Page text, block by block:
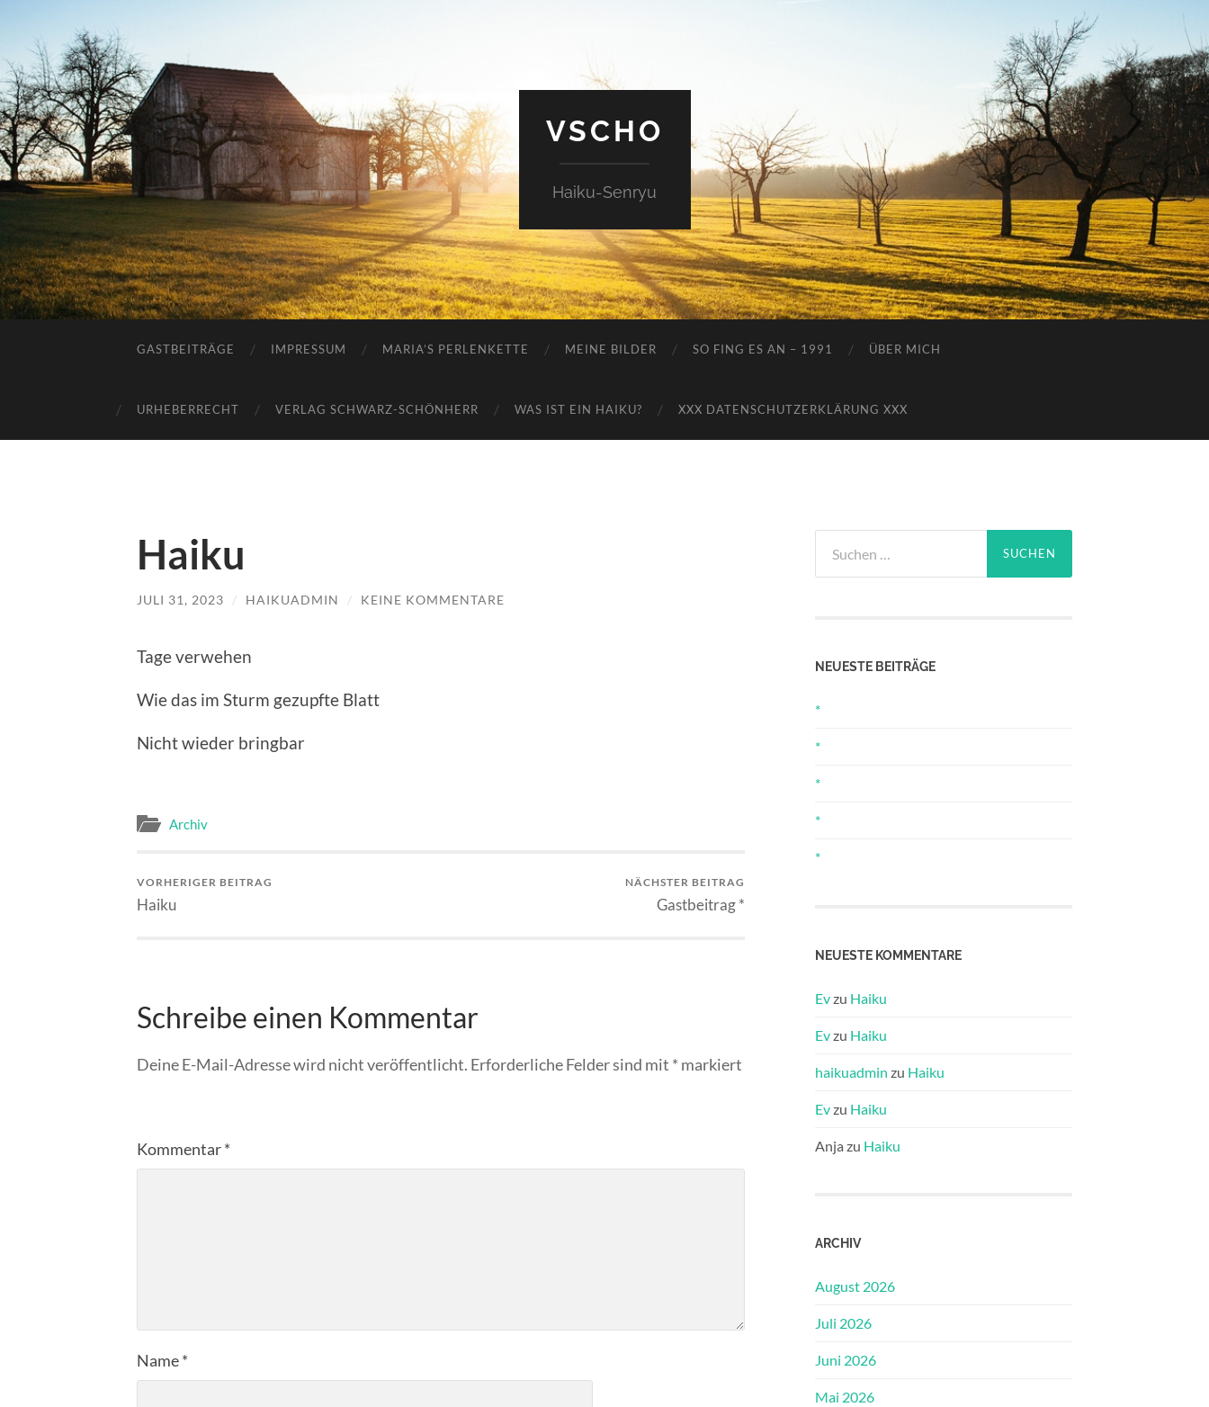
VSCHO
Haiku-Senryu
GASTBEITRÄGE IMPRESSUM MARIA’S PERLENKETTE MEINE BILDER SO FING ES AN – 1991 ÜBER MICH
URHEBERRECHT VERLAG SCHWARZ-SCHÖNHERR WAS IST EIN HAIKU? XXX DATENSCHUTZERKLÄRUNG XXX
Haiku
JULI 31, 2023 / HAIKUADMIN / KEINE KOMMENTARE
Tage verwehen
Wie das im Sturm gezupfte Blatt
Nicht wieder bringbar
Archiv
VORHERIGER BEITRAG
Haiku
NÄCHSTER BEITRAG
Gastbeitrag *
Schreibe einen Kommentar
Deine E-Mail-Adresse wird nicht veröffentlicht. Erforderliche Felder sind mit * markiert
Kommentar*
Name*
nach:
NEUESTE BEITRÄGE
*
*
*
*
*
NEUESTE KOMMENTARE
Evzu Haiku
Evzu Haiku
haikuadmin zu Haiku
Evzu Haiku
Anja zu Haiku
ARCHIV
August 2026
Juli 2026
Juni 2026
Mai 2026